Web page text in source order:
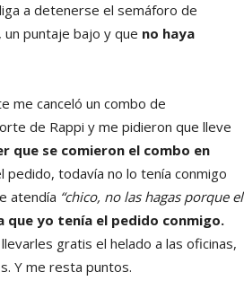
a detenerse el semáforo de
un puntaje bajo y que no haya
me canceló un combo de
de Rappi y me pidieron que lleve
que se comieron el combo en
pedido, todavía no lo tenía conmigo
atendía “chico, no las hagas porque el
que yo tenía el pedido conmigo.
gratis el helado a las oficinas,
Y me resta puntos.